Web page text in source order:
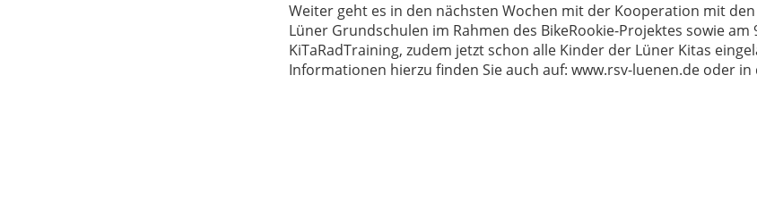
Weiter geht es in den nächsten Wochen mit der Kooperation mit
Lüner Grundschulen im Rahmen des BikeRookie-Projektes sowie am
KiTaRadTraining, zudem jetzt schon alle Kinder der Lüner Kitas
Informationen hierzu finden Sie auch auf: www.rsv-luenen.de oder in